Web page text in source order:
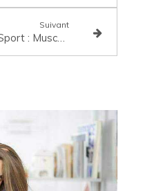
Suivant